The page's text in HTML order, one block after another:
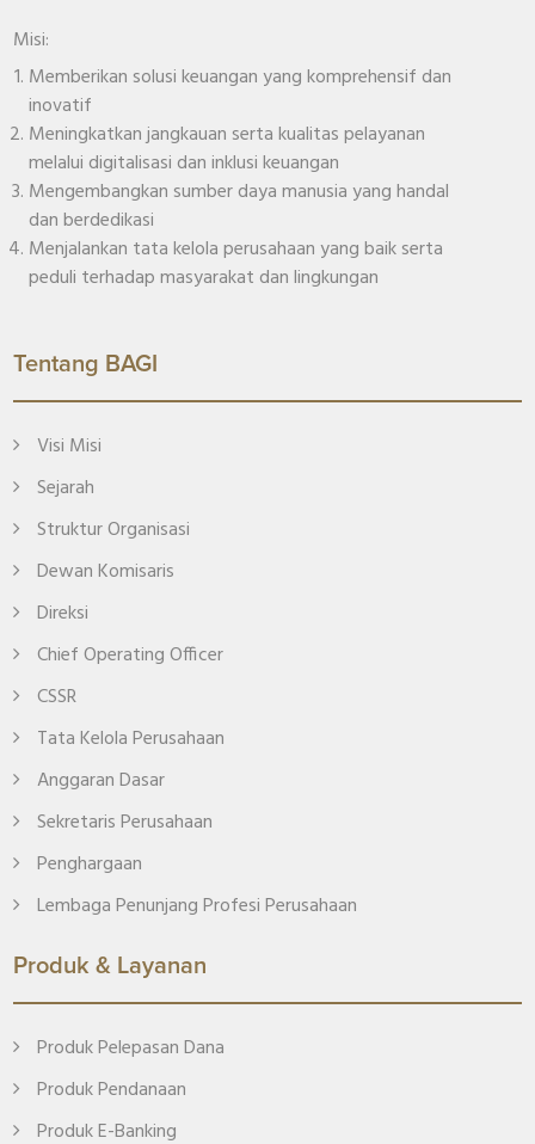
Misi:
Memberikan solusi keuangan yang komprehensif dan
inovatif
Meningkatkan jangkauan serta kualitas pelayanan
melalui digitalisasi dan inklusi keuangan
Mengembangkan sumber daya manusia yang handal
dan berdedikasi
Menjalankan tata kelola perusahaan yang baik serta
peduli terhadap masyarakat dan lingkungan
Tentang BAGI
Visi Misi
Sejarah
Struktur Organisasi
Dewan Komisaris
Direksi
Chief Operating Officer
CSSR
Tata Kelola Perusahaan
Anggaran Dasar
Sekretaris Perusahaan
Penghargaan
Lembaga Penunjang Profesi Perusahaan
Produk & Layanan
Produk Pelepasan Dana
Produk Pendanaan
Produk E-Banking